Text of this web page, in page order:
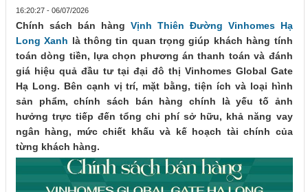
16:20:27 - 06/07/2026
Chính sách bán hàng Vịnh Thiên Đường Vinhomes Hạ
Long Xanh là thông tin quan trọng giúp khách hàng tính
toán dòng tiền, lựa chọn phương án thanh toán và đánh
giá hiệu quả đầu tư tại đại đô thị Vinhomes Global Gate
Hạ Long. Bên cạnh vị trí, mặt bằng, tiện ích và loại hình
sản phẩm, chính sách bán hàng chính là yếu tố ảnh
hưởng trực tiếp đến tổng chi phí sở hữu, khả năng vay
ngân hàng, mức chiết khấu và kế hoạch tài chính của
từng khách hàng.